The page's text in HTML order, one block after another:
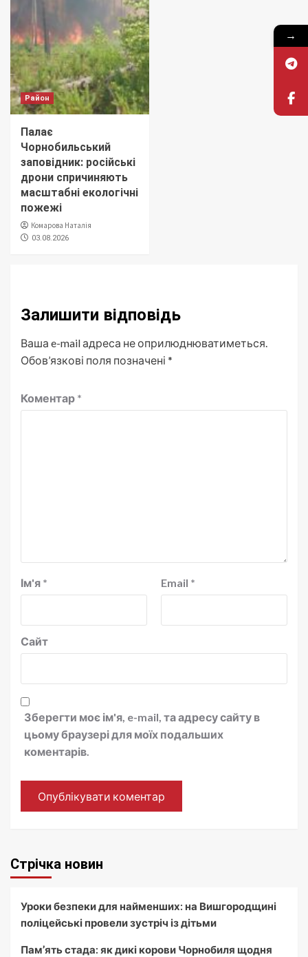
Район
Палає
Чорнобильський
заповідник: російські
дрони спричиняють
масштабні екологічні
пожежі
Комарова Наталія
03.08.2026
Залишити відповідь
Ваша e-mail адреса не оприлюднюватиметься.
Обов’язкові поля позначені *
Коментар *
Ім'я * Email *
Сайт
Зберегти моє ім'я, e-mail, та адресу сайту в
цьому браузері для моїх подальших
коментарів.
Стрічка новин
Уроки безпеки для найменших: на Вишгородщині
поліцейські провели зустріч із дітьми
Пам’ять стада: як дикі корови Чорнобиля щодня
→